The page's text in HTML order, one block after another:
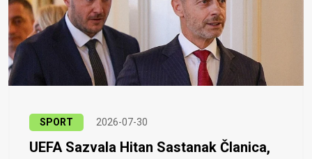
SPORT 2026-07-30
UEFA Sazvala Hitan Sastanak Članica,